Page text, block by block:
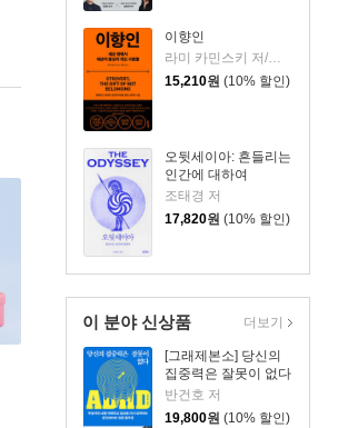
이향인
15,210원 (10% 할인)
오뒷세이아: 흔들리는
인간에 대하여
조태경 저
17,820원 (10% 할인)
이 분야 신상품
[그래제본소] 당신의
집중력은 잘못이 없다
반건호 저
19,800원 (10% 할인)
더보기